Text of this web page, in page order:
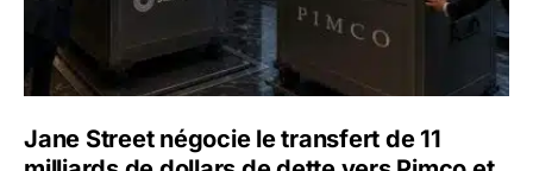
Jane Street négocie le transfert de 11